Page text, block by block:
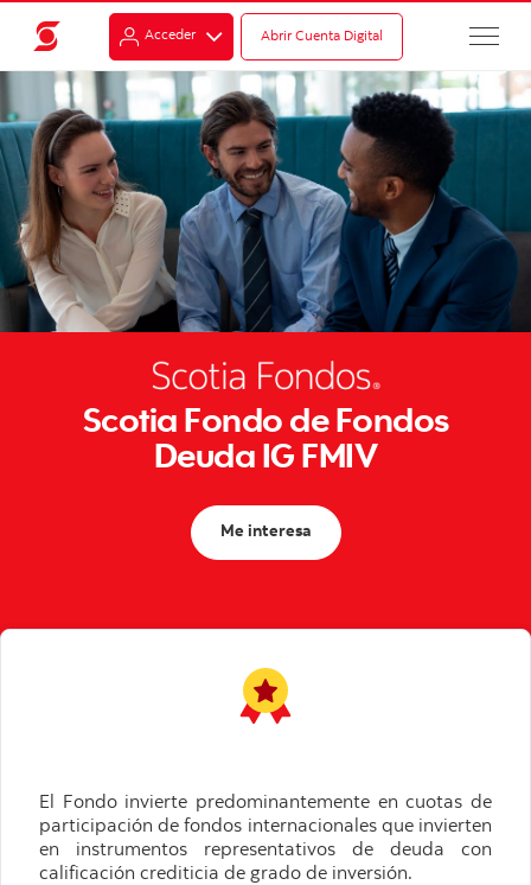
Acceder Abrir Cuenta Digital
Scotia Fondo de Fondos
Deuda IG FMIV
Me interesa
El Fondo invierte predominantemente en cuotas de
participación de fondos internacionales que invierten
en instrumentos representativos de deuda con
calificación crediticia de grado de inversión.